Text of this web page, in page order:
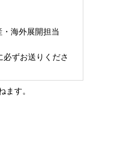
海外展開担当
ずお送りくださ
す。